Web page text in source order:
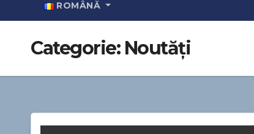
ROMÂNĂ
Categorie: Noutăți